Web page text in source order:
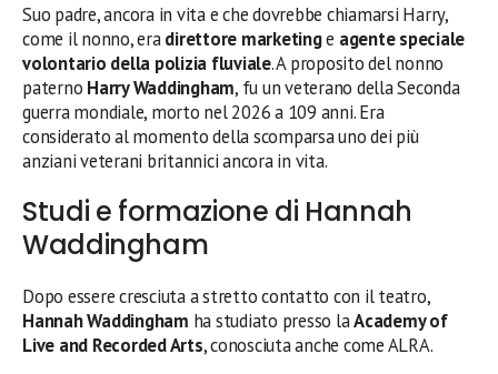
Suo padre, ancora in vita e che dovrebbe chiamarsi Harry,
come il nonno, eradirettore marketinge agente speciale
volontario della polizia fluviale. A proposito del nonno
paterno Harry Waddingham, fu un veterano della Seconda
guerra mondiale, morto nel 2026 a 109 anni. Era
considerato al momento della scomparsa uno dei più
anziani veterani britannici ancora in vita.
Studi e formazione di Hannah
Waddingham
Dopo essere cresciuta a stretto contatto con il teatro,
Hannah Waddingham ha studiato presso laAcademy of
Live and Recorded Arts, conosciuta anche come ALRA.